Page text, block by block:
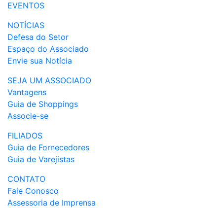
EVENTOS
NOTÍCIAS
Defesa do Setor
Espaço do Associado
Envie sua Notícia
SEJA UM ASSOCIADO
Vantagens
Guia de Shoppings
Associe-se
FILIADOS
Guia de Fornecedores
Guia de Varejistas
CONTATO
Fale Conosco
Assessoria de Imprensa